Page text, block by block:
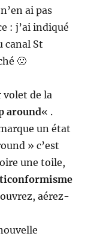
ai pas
: j’ai indiqué
canal St
🙁
volet de la
around« .
un état
» c’est
une toile,
aérez-